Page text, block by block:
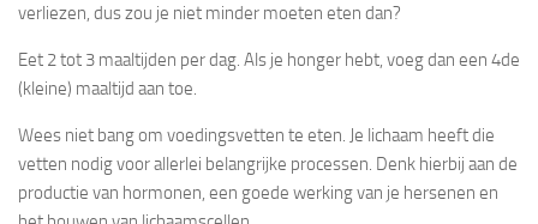
verliezen, dus zou je niet minder moeten eten dan?
Eet 2 tot 3 maaltijden per dag. Als je honger hebt, voeg dan een 4de
(kleine) maaltijd aan toe.
Wees niet bang om voedingsvetten te eten. Je lichaam heeft die
vetten nodig voor allerlei belangrijke processen. Denk hierbij aan de
productie van hormonen, een goede werking van je hersenen en